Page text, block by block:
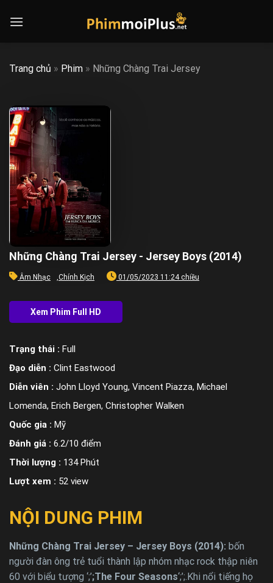
Trang chủ » Phim » Những Chàng Trai Jersey
Những Chàng Trai Jersey - Jersey Boys (2014)
Âm Nhạc Chính Kịch 01/05/2023 11:24 chiều
Trạng thái : Full
Đạo diễn : Clint Eastwood
Diễn viên : John Lloyd Young, Vincent Piazza, Michael
Lomenda, Erich Bergen, Christopher Walken
Quốc gia : Mỹ
Đánh giá : 6.2/10 điểm
Thời lượng : 134 Phút
Lượt xem : 52 view
NỘI DUNG PHIM
Những Chàng Trai Jersey – Jersey Boys (2014): bốn
người đàn ông trẻ tuổi thành lập nhóm nhạc rock thập niên
60 với biểu tượng ‘;’;The Four Seasons‘;’;.Khi nổi tiếng họ